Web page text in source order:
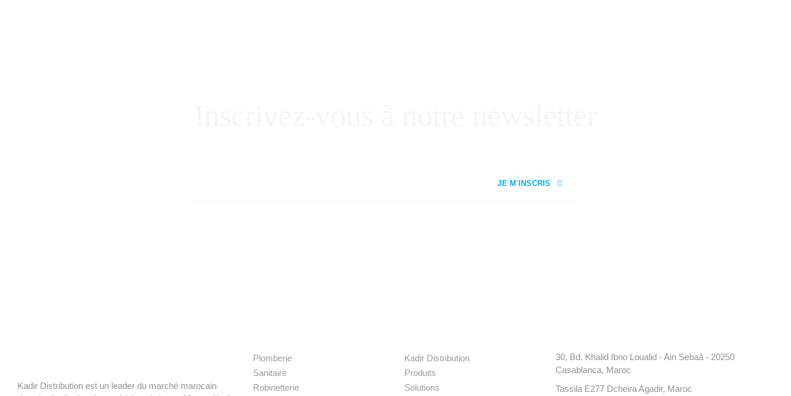
JE M'INSCRIS
Kadir Distribution est un leader du marché marocain
Plomberie
Sanitaire
Robinetterie
Kadir Distribution
Produits
Solutions
30, Bd. Khalid Ibno Loualid - Ain Sebaâ - 20250
Casablanca, Maroc
Tassila E277 Dcheira Agadir, Maroc